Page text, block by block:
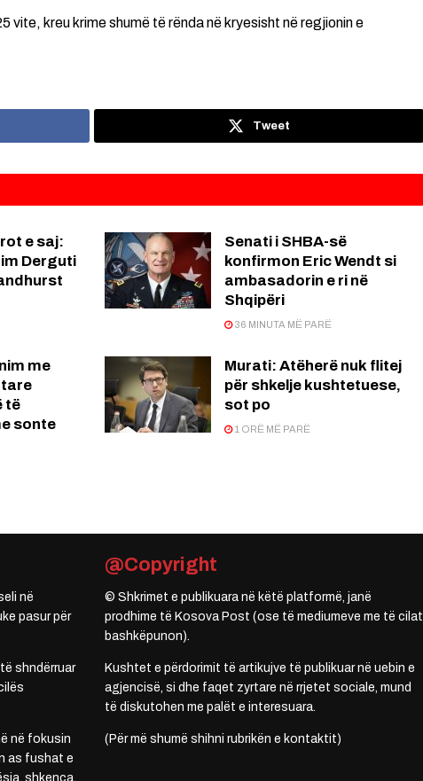
vite, kreu krime shumë të rënda në kryesisht në regjionin e
Tweet
e saj:
Derguti
Senati i SHBA-së
konfirmon Eric Wendt si
ambasadorin e ri në
Shqipëri
36 MINUTA MË PARË
me
të
sonte
Murati: Atëherë nuk flitej
për shkelje kushtetuese,
sot po
1 ORË MË PARË
në
pasur për
shndërruar
në fokusin
as fushat e
shkenca,
@Copyright
© Shkrimet e publikuara në këtë platformë, janë
prodhime të Kosova Post (ose të mediumeve me të cilat
bashkëpunon).
Kushtet e përdorimit të artikujve të publikuar në uebin e
agjencisë, si dhe faqet zyrtare në rrjetet sociale, mund
të diskutohen me palët e interesuara.
(Për më shumë shihni rubrikën e kontaktit)